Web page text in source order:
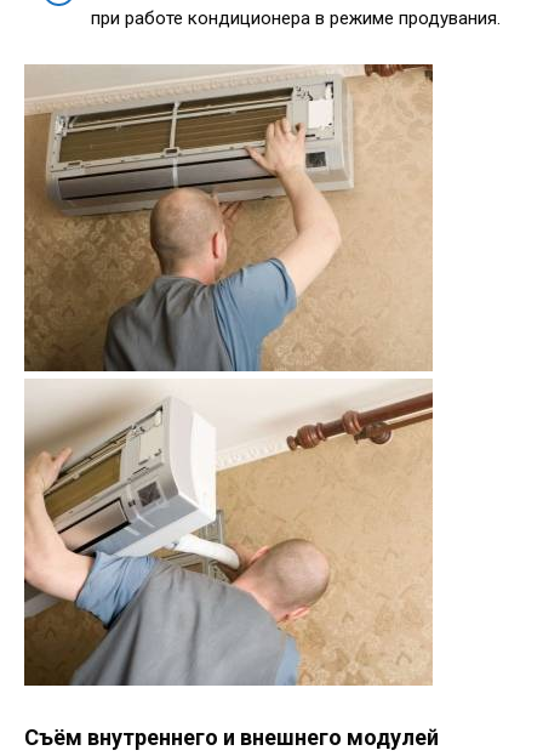
при работе кондиционера в режиме продувания.
Съём внутреннего и внешнего модулей